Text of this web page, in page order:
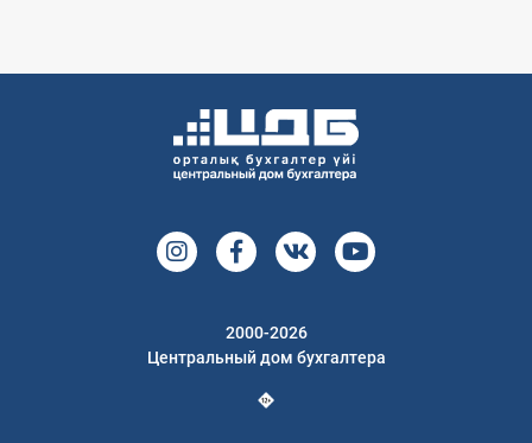
2000-2026
Центральный дом бухгалтера